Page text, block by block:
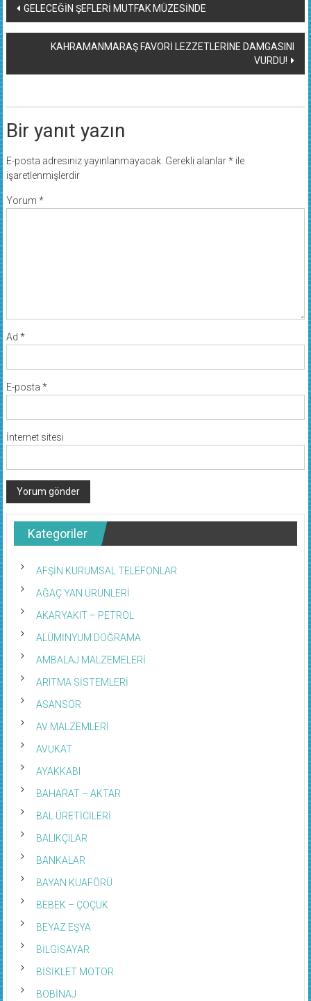
Yazı
dolaşımı
GELECEĞİN ŞEFLERİ MUTFAK MÜZESİNDE
KAHRAMANMARAŞ FAVORİ LEZZETLERİNE DAMGASINI
VURDU!
Bir yanıt yazın
E-posta adresiniz yayınlanmayacak. Gerekli alanlar*ile
işaretlenmişlerdir
Yorum *
Ad *
E-posta *
İnternet sitesi
Kategoriler
AFŞİN KURUMSAL TELEFONLAR
AĞAÇ YAN ÜRÜNLERİ
AKARYAKIT – PETROL
ALÜMİNYUM DOĞRAMA
AMBALAJ MALZEMELERİ
ARITMA SİSTEMLERİ
ASANSÖR
AV MALZEMLERİ
AVUKAT
AYAKKABI
BAHARAT – AKTAR
BAL ÜRETİCİLERİ
BALIKÇILAR
BANKALAR
BAYAN KUAFÖRÜ
BEBEK – ÇOÇUK
BEYAZ EŞYA
BİLGİSAYAR
BİSİKLET MOTOR
BOBİNAJ